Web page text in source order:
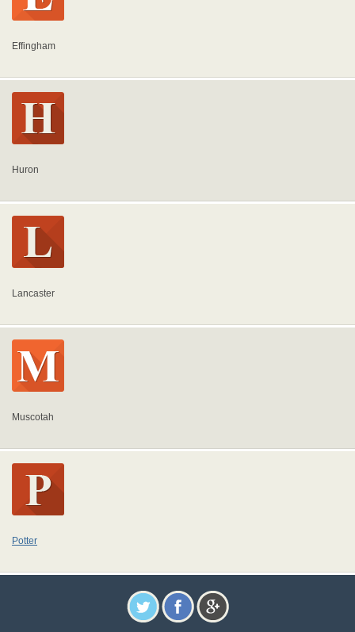
Effingham
Huron
Lancaster
Muscotah
Potter